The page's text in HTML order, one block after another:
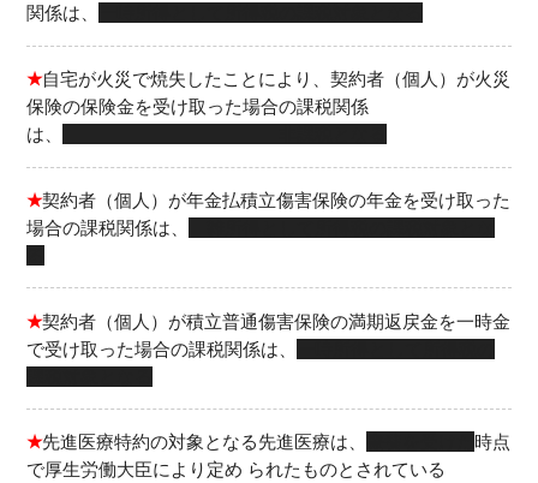
関係は、
★自宅が火災で焼失したことにより、契約者（個人）が火災
保険の保険金を受け取った場合の課税関係
は、
★契約者（個人）が年金払積立傷害保険の年金を受け取った
場合の課税関係は、
★契約者（個人）が積立普通傷害保険の満期返戻金を一時金
で受け取った場合の課税関係は、
★先進医療特約の対象となる先進医療は、
時点
で厚生労働大臣により定め られたものとされている